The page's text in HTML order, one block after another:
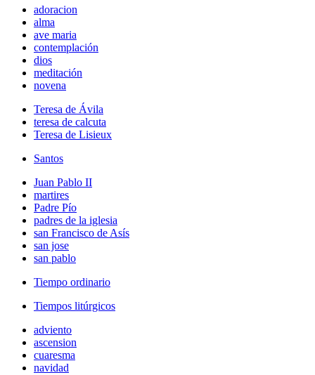
adoracion
alma
ave maria
contemplación
dios
meditación
novena
Teresa de Ávila
teresa de calcuta
Teresa de Lisieux
Santos
Juan Pablo II
martires
Padre Pío
padres de la iglesia
san Francisco de Asís
san jose
san pablo
Tiempo ordinario
Tiempos litúrgicos
adviento
ascension
cuaresma
navidad